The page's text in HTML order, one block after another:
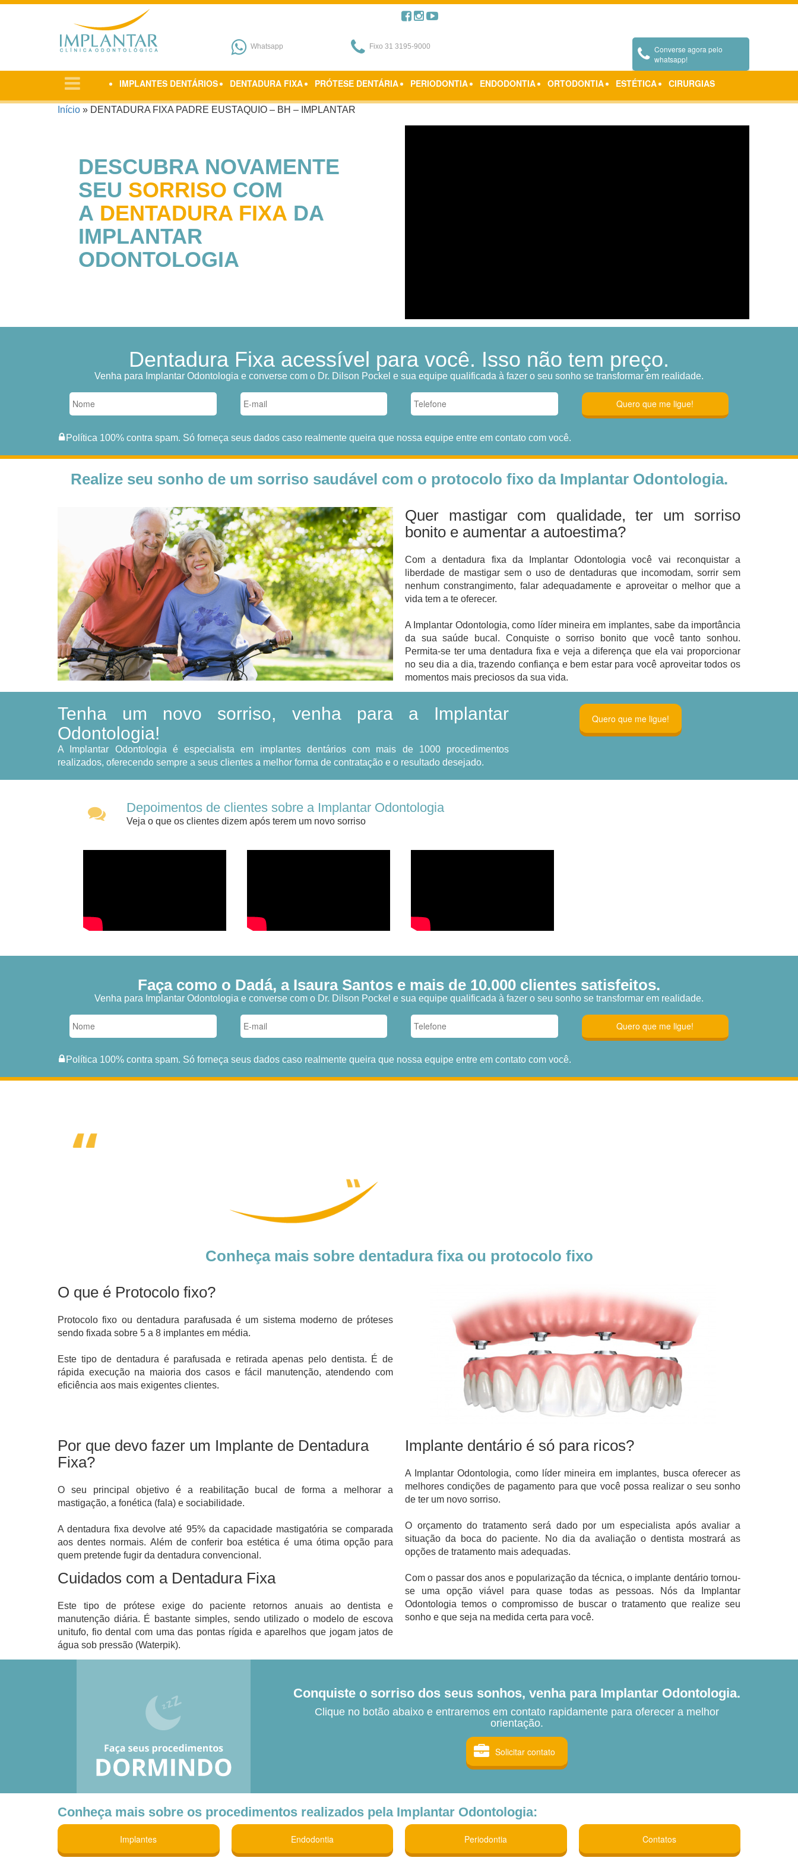
Whatsapp Fixo 31 3195-9000
Converse agora pelo
whatsapp!
IMPLANTES DENTÁRIOS DENTADURA FIXA PRÓTESE DENTÁRIA PERIODONTIA ENDODONTIA ORTODONTIA ESTÉTICA CIRURGIAS
Início » DENTADURA FIXA PADRE EUSTAQUIO – BH – IMPLANTAR
DESCUBRA NOVAMENTE
SEU SORRISO COM
A DENTADURA FIXA DA
IMPLANTAR
ODONTOLOGIA
Dentadura Fixa acessível para você. Isso não tem preço.
Venha para Implantar Odontologia e converse com o Dr. Dilson Pockel e sua equipe qualificada à fazer o seu sonho se transformar em realidade.
Política 100% contra spam. Só forneça seus dados caso realmente queira que nossa equipe entre em contato com você.
Realize seu sonho de um sorriso saudável com o protocolo fixo da Implantar Odontologia.
Quer mastigar com qualidade, ter um sorriso
bonito e aumentar a autoestima?
Com a dentadura fixa da Implantar Odontologia você vai reconquistar a
liberdade de mastigar sem o uso de dentaduras que incomodam, sorrir sem
nenhum constrangimento, falar adequadamente e aproveitar o melhor que a
vida tem a te oferecer.
A Implantar Odontologia, como líder mineira em implantes, sabe da importância
da sua saúde bucal. Conquiste o sorriso bonito que você tanto sonhou.
Permita-se ter uma dentadura fixa e veja a diferença que ela vai proporcionar
no seu dia a dia, trazendo confiança e bem estar para você aproveitar todos os
momentos mais preciosos da sua vida.
Tenha um novo sorriso, venha para a Implantar
Odontologia!
A Implantar Odontologia é especialista em implantes dentários com mais de 1000 procedimentos
realizados, oferecendo sempre a seus clientes a melhor forma de contratação e o resultado desejado.
Quero que me ligue!
Depoimentos de clientes sobre a Implantar Odontologia
Veja o que os clientes dizem após terem um novo sorriso
Faça como o Dadá, a Isaura Santos e mais de 10.000 clientes satisfeitos.
Venha para Implantar Odontologia e converse com o Dr. Dilson Pockel e sua equipe qualificada à fazer o seu sonho se transformar em realidade.
Política 100% contra spam. Só forneça seus dados caso realmente queira que nossa equipe entre em contato com você.
Conheça mais sobre dentadura fixa ou protocolo fixo
O que é Protocolo fixo?
Protocolo fixo ou dentadura parafusada é um sistema moderno de próteses
sendo fixada sobre 5 a 8 implantes em média.
Este tipo de dentadura é parafusada e retirada apenas pelo dentista. É de
rápida execução na maioria dos casos e fácil manutenção, atendendo com
eficiência aos mais exigentes clientes.
Por que devo fazer um Implante de Dentadura
Fixa?
O seu principal objetivo é a reabilitação bucal de forma a melhorar a
mastigação, a fonética (fala) e sociabilidade.
A dentadura fixa devolve até 95% da capacidade mastigatória se comparada
aos dentes normais. Além de conferir boa estética é uma ótima opção para
quem pretende fugir da dentadura convencional.
Cuidados com a Dentadura Fixa
Este tipo de prótese exige do paciente retornos anuais ao dentista e
manutenção diária. É bastante simples, sendo utilizado o modelo de escova
unitufo, fio dental com uma das pontas rígida e aparelhos que jogam jatos de
água sob pressão (Waterpik).
Implante dentário é só para ricos?
A Implantar Odontologia, como líder mineira em implantes, busca oferecer as
melhores condições de pagamento para que você possa realizar o seu sonho
de ter um novo sorriso.
O orçamento do tratamento será dado por um especialista após avaliar a
situação da boca do paciente. No dia da avaliação o dentista mostrará as
opções de tratamento mais adequadas.
Com o passar dos anos e popularização da técnica, o implante dentário tornou-
se uma opção viável para quase todas as pessoas. Nós da Implantar
Odontologia temos o compromisso de buscar o tratamento que realize seu
sonho e que seja na medida certa para você.
Conquiste o sorriso dos seus sonhos, venha para Implantar Odontologia.
Clique no botão abaixo e entraremos em contato rapidamente para oferecer a melhor
orientação.
Solicitar contato
Conheça mais sobre os procedimentos realizados pela Implantar Odontologia:
Implantes Endodontia Periodontia Contatos